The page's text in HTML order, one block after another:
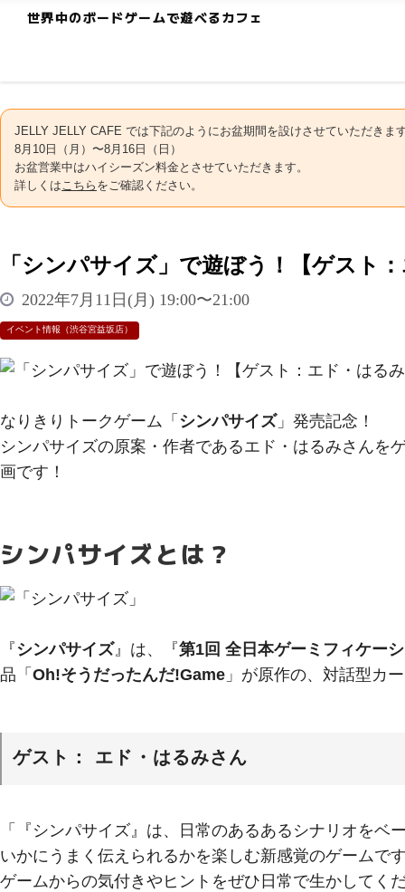
世界中のボードゲームで遊べるカフェ
JELLY JELLY CAFE では下記のようにお盆期間を設けさせていただきま
8月10日（月）〜8月16日（日）
お盆営業中はハイシーズン料金とさせていただきます。
詳しくはこちら をご確認ください。
「シンパサイズ」で遊ぼう！【ゲスト
2022年7月11日(月) 19:00〜21:00
イベント情報（渋谷宮益坂店）
なりきりトークゲーム「 シンパサイズ」発売記念！
シンパサイズの原案・作者であるエド・はるみさんを
画です！
シンパサイズとは？
『 シンパサイズ』は、『第1回 全日本ゲーミフィケー
品「 Oh!そうだったんだ!Game 」が原作の、対話型カ
ゲスト： エド・はるみさん
「『シンパサイズ』は、日常のあるあるシナリオを
いかにうまく伝えられるかを楽しむ新感覚のゲームで
ゲームからの気付きやヒントをぜひ日常で生かしてく